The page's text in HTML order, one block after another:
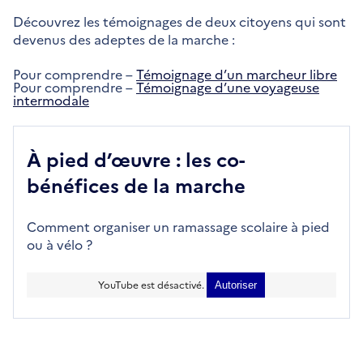
Découvrez les témoignages de deux citoyens qui sont
devenus des adeptes de la marche :
Pour comprendre –Témoignage d’un marcheur libre
Pour comprendre –Témoignage d’une voyageuse
intermodale
À pied d’œuvre : les co-
bénéfices de la marche
Comment organiser un ramassage scolaire à pied
ou à vélo ?
YouTube est désactivé. Autoriser